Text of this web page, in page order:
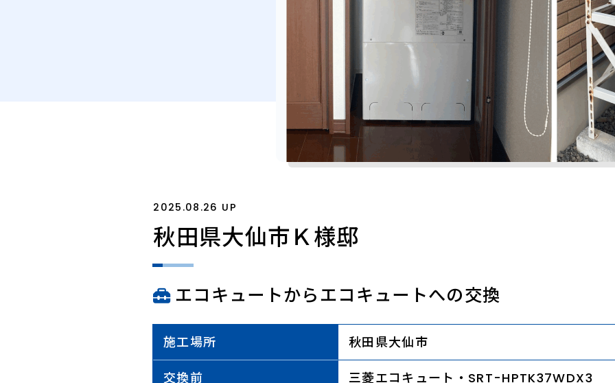
2025.08.26 UP
秋田県大仙市Ｋ様邸
エコキュートからエコキュートへの交換
施工場所 秋田県大仙市
交換前 三菱エコキュート・SRT-HPTK37WDX3